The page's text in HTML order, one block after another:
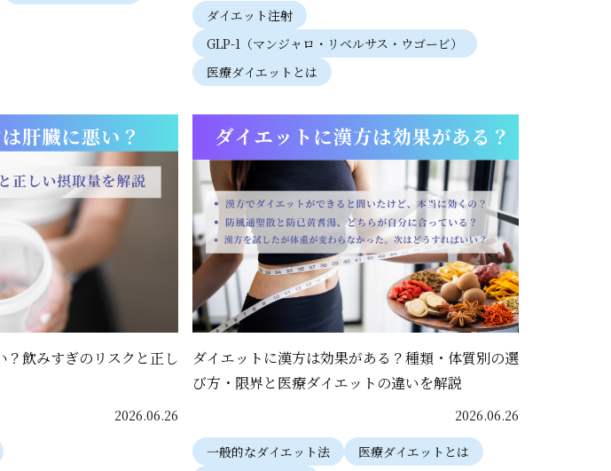
ダイエット注射
GLP-1（マンジャロ・リベルサス・ウゴービ）
医療ダイエットとは
？飲みすぎのリスクと正し
2026.06.26
ダイエットに漢方は効果がある？種類・体質別の選
び方・限界と医療ダイエットの違いを解説
2026.06.26
一般的なダイエット法 医療ダイエットとは